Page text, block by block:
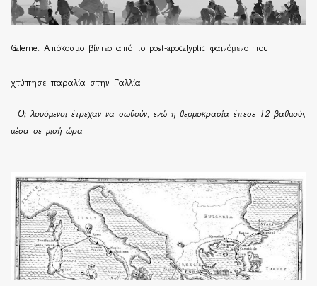
Galerne: Απόκοσμο βίντεο από το post-apocalyptic φαινόμενο που
χτύπησε παραλία στην Γαλλία
Οι λουόμενοι έτρεχαν να σωθούν, ενώ η θερμοκρασία έπεσε 12 βαθμούς
μέσα σε μισή ώρα